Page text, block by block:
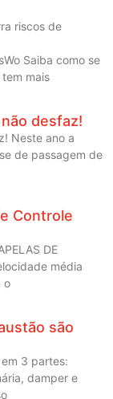
riscos de
Saiba como se
mais
desfaz!
Neste ano a
de passagem de
Controle
DE
média
o
são
3 partes:
damper e